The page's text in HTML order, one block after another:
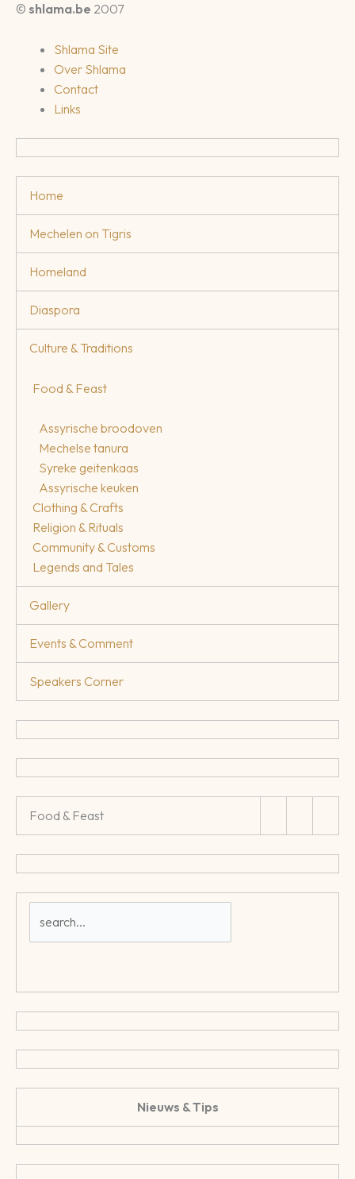
© shlama.be 2007
Shlama Site
Over Shlama
Contact
Links
Home
Mechelen on Tigris
Homeland
Diaspora
Culture & Traditions
Food & Feast
Assyrische broodoven
Mechelse tanura
Syreke geitenkaas
Assyrische keuken
Clothing & Crafts
Religion & Rituals
Community & Customs
Legends and Tales
Gallery
Events & Comment
Speakers Corner
Food & Feast
Nieuws & Tips